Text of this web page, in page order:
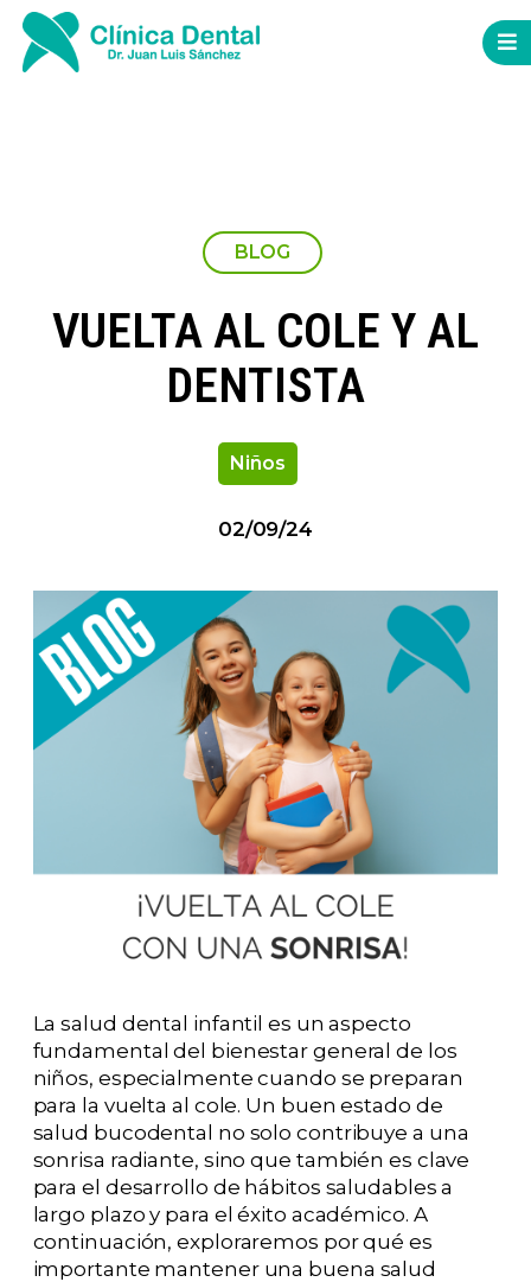
BLOG
VUELTA AL COLE Y AL
DENTISTA
Niños
02/09/24
La salud dental infantil es un aspecto
fundamental del bienestar general de los
niños, especialmente cuando se preparan
para la vuelta al cole. Un buen estado de
salud bucodental no solo contribuye a una
sonrisa radiante, sino que también es clave
para el desarrollo de hábitos saludables a
largo plazo y para el éxito académico. A
continuación, exploraremos por qué es
importante mantener una buena salud